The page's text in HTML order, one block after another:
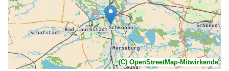
(C) OpenStreetMap-Mitwirkende